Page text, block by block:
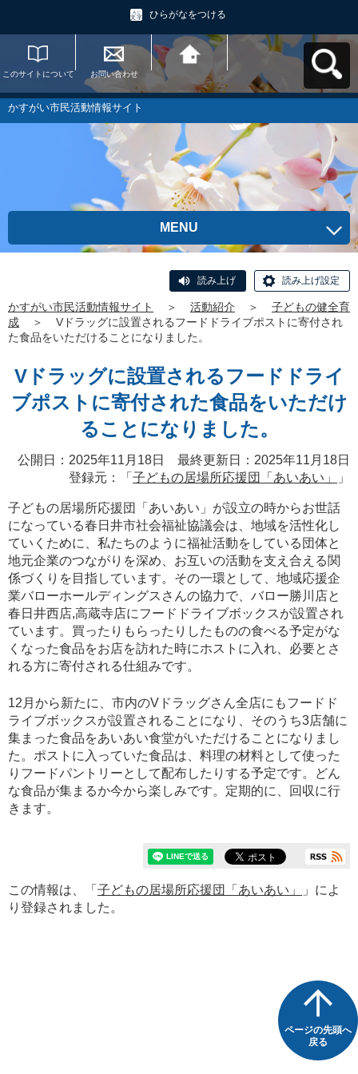
ひらがなをつける
このサイトについて お問い合わせ
かすがい市民活動情
報サイトへ戻る
かすがい市民活動情報サイト
MENU
読み上げ 読み上げ設定
かすがい市民活動情報サイト ＞ 活動紹介 ＞
子どもの健全育
成
＞
Vドラッグに設置されるフードドライブポストに寄付され
た食品をいただけることになりました。
Vドラッグに設置されるフードドライ
ブポストに寄付された食品をいただけ
ることになりました。
公開日：2025年11月18日 最終更新日：2025年11月18日
登録元：「 子どもの居場所応援団「あいあい」 」
子どもの居場所応援団「あいあい」が設立の時からお世話
になっている春日井市社会福祉協議会は、地域を活性化し
ていくために、私たちのように福祉活動をしている団体と
地元企業のつながりを深め、お互いの活動を支え合える関
係づくりを目指しています。その一環として、地域応援企
業バローホールディングスさんの協力で、バロー勝川店と
春日井西店,高蔵寺店にフードドライブボックスが設置され
ています。買ったりもらったりしたものの食べる予定がな
くなった食品をお店を訪れた時にホストに入れ、必要とさ
れる方に寄付される仕組みです。
12月から新たに、市内のVドラッグさん全店にもフードド
ライブボックスが設置されることになり、そのうち3店舗に
集まった食品をあいあい食堂がいただけることになりまし
た。ポストに入っていた食品は、料理の材料として使った
りフードパントリーとして配布したりする予定です。どん
な食品が集まるか今から楽しみです。定期的に、回収に行
きます。
この情報は、「 子どもの居場所応援団「あいあい」
」によ
り登録されました。
ページの先頭へ
戻る